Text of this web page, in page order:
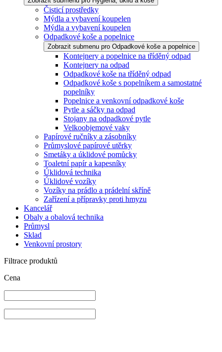
Čisticí prostředky
Mýdla a vybavení koupelen
Mýdla a vybavení koupelen
Odpadkové koše a popelnice
Zobrazit submenu pro Odpadkové koše a popelnice
Kontejnery a popelnice na tříděný odpad
Kontejnery na odpad
Odpadkové koše na tříděný odpad
Odpadkové koše s popelníkem a samostatné
popelníky
Popelnice a venkovní odpadkové koše
Pytle a sáčky na odpad
Stojany na odpadkové pytle
Velkoobjemové vaky
Papírové ručníky a zásobníky
Průmyslové papírové utěrky
Smetáky a úklidové pomůcky
Toaletní papír a kapesníky
Úklidová technika
Úklidové vozíky
Vozíky na prádlo a prádelní skříně
Zařízení a přípravky proti hmyzu
Kancelář
Obaly a obalová technika
Průmysl
Sklad
Venkovní prostory
Filtrace produktů
Cena